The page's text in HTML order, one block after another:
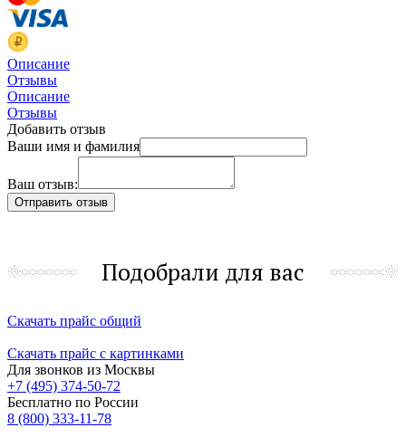
Описание
Отзывы
Описание
Отзывы
Добавить отзыв
Ваши имя и фамилия
Ваш отзыв:
Подобрали для вас
Скачать прайс общий
Скачать прайс с картинками
Для звонков из Москвы
+7 (495) 374-50-72
Бесплатно по России
8 (800) 333-11-78